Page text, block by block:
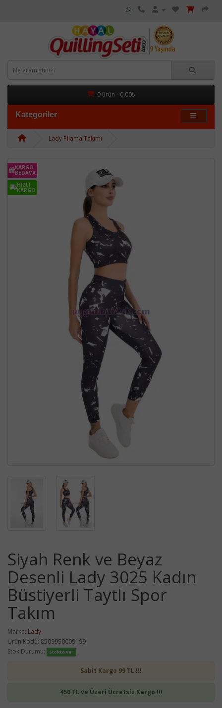
0 ürün - 0,00₺
Kategoriler
Lady Pijama Takımı
KARGO
BEDAVA
HIZLI
KARGO
Siyah Renk ve Beyaz
Desenli Lady 3025 Kadın
Büstiyerli Taytlı Spor
Takım
Marka: Lady
Ürün Kodu: 8509990009199
Stok Durumu:
Stokta var
Sabit Kargo 99 TL !!!
450 TL ve Üzeri Ücretsiz Kargo !!!